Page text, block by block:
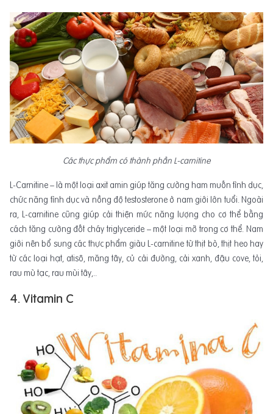
Các thực phẩm có thành phần L-carnitine
L-Carnitine – là một loại axit amin giúp tăng cường ham muốn tình dục,
chức năng tình dục và nồng độ testosterone ở nam giới lớn tuổi. Ngoài
ra, L-carnitine cũng giúp cải thiện mức năng lượng cho cơ thể bằng
cách tăng cường đốt cháy triglyceride – một loại mỡ trong cơ thể. Nam
giới nên bổ sung các thực phẩm giàu L-carnitine từ thịt bò, thịt heo hay
từ các loại hạt, atisô, măng tây, củ cải đường, cải xanh, đậu cove, tỏi,
rau mù tạc, rau mùi tây,..
4. Vitamin C